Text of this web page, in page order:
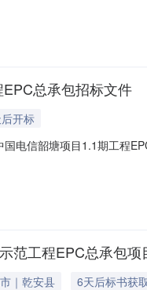
EPC总承包1.2项目业主：
总承包招标文件
开标
电信韶塘项目1.1期工程
范工程EPC总承包项
｜乾安县 6天后标书获